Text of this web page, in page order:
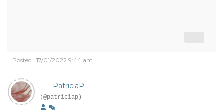
Posted : 17/01/2022 9:44 am
PatriciaP
(@patriciap)